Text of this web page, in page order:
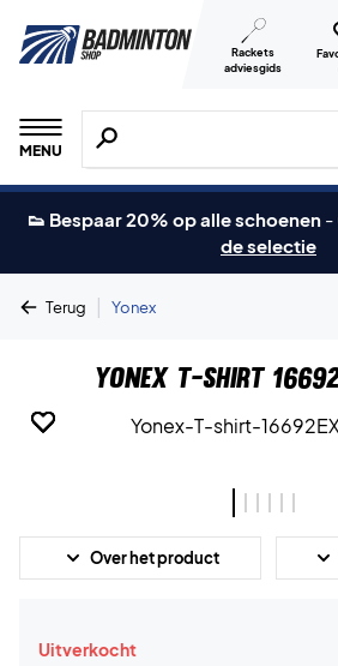
Rackets
adviesgids
MENU
Zoeken naar producten,
👟 Bespaar 20% op alle schoenen -
de selectie
Terug | Yonex
Yonex T-shirt
Over het product
Uitverkocht